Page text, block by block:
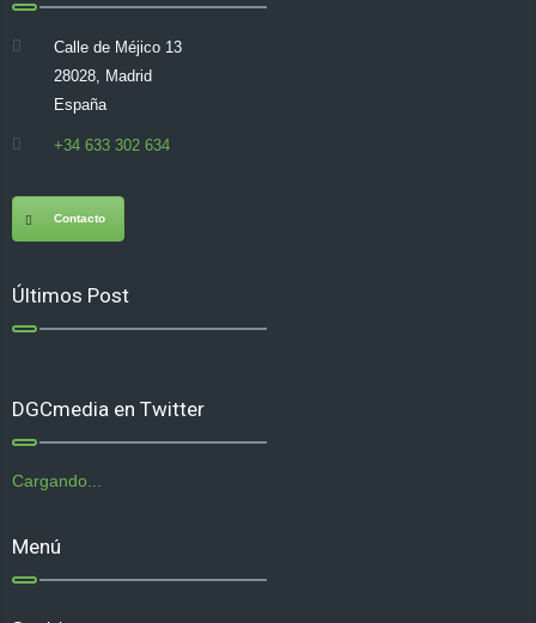
Calle de Méjico 13
28028, Madrid
España
+34 633 302 634
Contacto
Últimos Post
DGCmedia en Twitter
Cargando...
Menú